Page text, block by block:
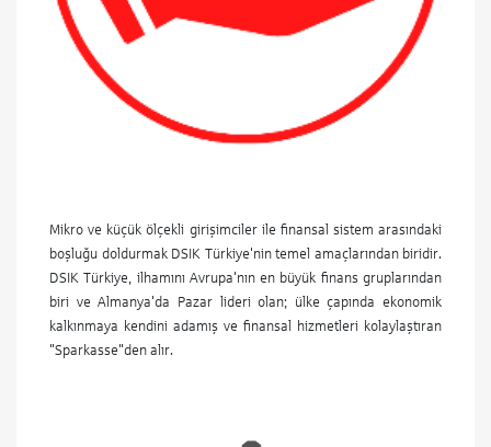
Mikro ve küçük ölçekli girişimciler ile finansal sistem arasındaki
boşluğu doldurmak DSIK Türkiye'nin temel amaçlarından biridir.
DSIK Türkiye, ilhamını Avrupa'nın en büyük finans gruplarından
biri ve Almanya'da Pazar lideri olan; ülke çapında ekonomik
kalkınmaya kendini adamış ve finansal hizmetleri kolaylaştıran
"Sparkasse"den alır.